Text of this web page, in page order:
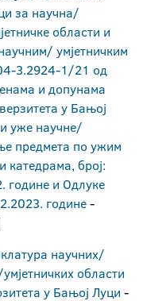
за научна/
области и
умјетничким
3.2924-1/21 од
и допунама
у Бањој
уже научне/
предмета по ужим
катедрама, број:
и Одлуке
године-
научних/
области
у Бањој Луци -